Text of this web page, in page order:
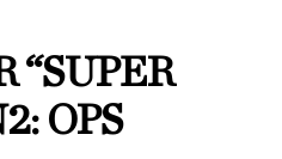
“SUPER
OPS